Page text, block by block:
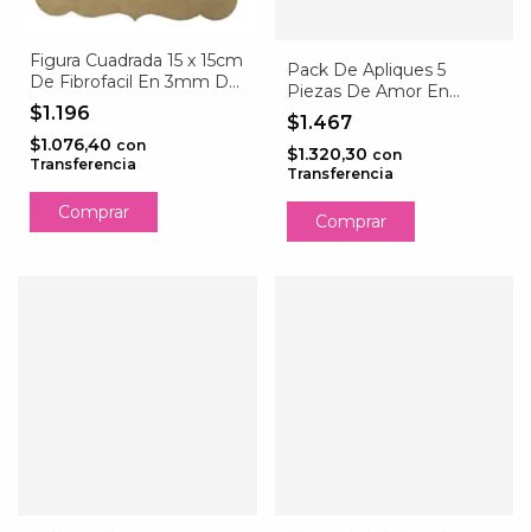
Figura Cuadrada 15 x 15cm
De Fibrofacil En 3mm De
Espesor
$1.196
$1.076,40 con
Transferencia
Pack De Apliques 5
Piezas De Amor En
Fibrofacil 3mm
$1.467
$1.320,30 con
Transferencia